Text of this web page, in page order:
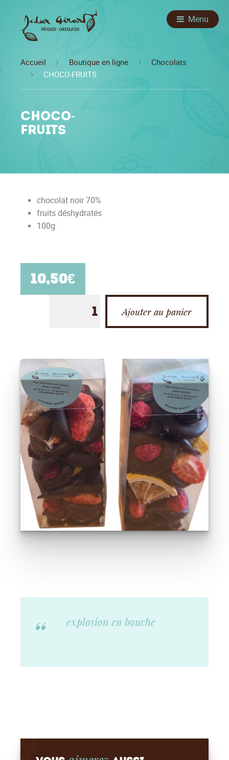
Accueil Boutique en ligne
Chocolats
CHOCO-FRUITS
CHOCO-
FRUITS
chocolat noir 70%
fruits déshydratés
100g
10,50€
Ajouter au panier
explosion en bouche
Menu